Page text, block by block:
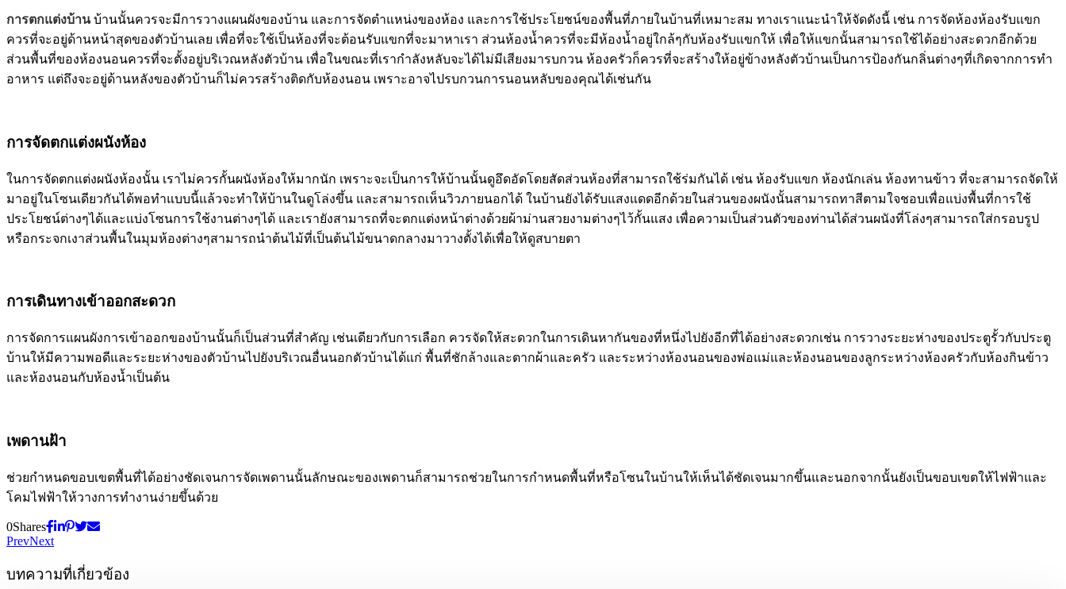
การตกแต่งบ้านบ้านนั้นควรจะมีการวางแผนผังของบ้าน และการจัดตำแหน่งของห้อง และการใช้ประโยชน์ของพื้นที่ภายในบ้านที่เหมาะสม ทางเราแนะนำให้จัดดังนี้ เช่น การจัดห้องห้องรับแขก
ควรที่จะอยู่ด้านหน้าสุดของตัวบ้านเลย เพื่อที่จะใช้เป็นห้องที่จะต้อนรับแขกที่จะมาหาเรา ส่วนห้องน้ำควรที่จะมีห้องน้ำอยู่ใกล้ๆกับห้องรับแขกให้ เพื่อให้แขกนั้นสามารถใช้ได้อย่างสะดวกอีกด้วย
ส่วนพื้นที่ของห้องนอนควรที่จะตั้งอยู่บริเวณหลังตัวบ้าน เพื่อในขณะที่เรากำลังหลับจะได้ไม่มีเสียงมารบกวน ห้องครัวก็ควรที่จะสร้างให้อยู่ข้างหลังตัวบ้านเป็นการป้องกันกลิ่นต่างๆที่เกิดจากการทำ
อาหาร แต่ถึงจะอยู่ด้านหลังของตัวบ้านก็ไม่ควรสร้างติดกับห้องนอน เพราะอาจไปรบกวนการนอนหลับของคุณได้เช่นกัน
การจัดตกแต่งผนังห้อง
ในการจัดตกแต่งผนังห้องนั้น เราไม่ควรกั้นผนังห้องให้มากนัก เพราะจะเป็นการให้บ้านนั้นดูอึดอัดโดยสัดส่วนห้องที่สามารถใช้ร่มกันได้ เช่น ห้องรับแขก ห้องนักเล่น ห้องทานข้าว ที่จะสามารถจัดให้
มาอยู่ในโซนเดียวกันได้พอทำแบบนี้แล้วจะทำให้บ้านในดูโล่งขึ้น และสามารถเห็นวิวภายนอกได้ ในบ้านยังได้รับแสงแดดอีกด้วยในส่วนของผนังนั้นสามารถทาสีตามใจชอบเพื่อแบ่งพื้นที่การใช้
ประโยชน์ต่างๆได้และแบ่งโซนการใช้งานต่างๆได้ และเรายังสามารถที่จะตกแต่งหน้าต่างด้วยผ้าม่านสวยงามต่างๆไว้กั้นแสง เพื่อความเป็นส่วนตัวของท่านได้ส่วนผนังที่โล่งๆสามารถใส่กรอบรูป
หรือกระจกเงาส่วนพื้นในมุมห้องต่างๆสามารถนำต้นไม้ที่เป็นต้นไม้ขนาดกลางมาวางตั้งได้เพื่อให้ดูสบายตา
การเดินทางเข้าออกสะดวก
การจัดการแผนผังการเข้าออกของบ้านนั้นก็เป็นส่วนที่สำคัญ เช่นเดียวกับการเลือก ควรจัดให้สะดวกในการเดินหากันของที่หนึ่งไปยังอีกที่ได้อย่างสะดวกเช่น การวางระยะห่างของประตูรั้วกับประตู
บ้านให้มีความพอดีและระยะห่างของตัวบ้านไปยังบริเวณอื่นนอกตัวบ้านได้แก่ พื้นที่ชักล้างและตากผ้าและครัว และระหว่างห้องนอนของพ่อแม่และห้องนอนของลูกระหว่างห้องครัวกับห้องกินข้าว
และห้องนอนกับห้องน้ำเป็นต้น
เพดานฝ้า
ช่วยกำหนดขอบเขตพื้นที่ได้อย่างชัดเจนการจัดเพดานนั้นลักษณะของเพดานก็สามารถช่วยในการกำหนดพื้นที่หรือโซนในบ้านให้เห็นได้ชัดเจนมากขึ้นและนอกจากนั้นยังเป็นขอบเขตให้ไฟฟ้าและ
โคมไฟฟ้าให้วางการทำงานง่ายขึ้นด้วย
0Shares
PrevNext
บทความที่เกี่ยวข้อง